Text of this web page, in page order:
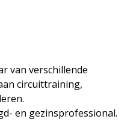
van verschillende
circuittraining,
en gezinsprofessional.